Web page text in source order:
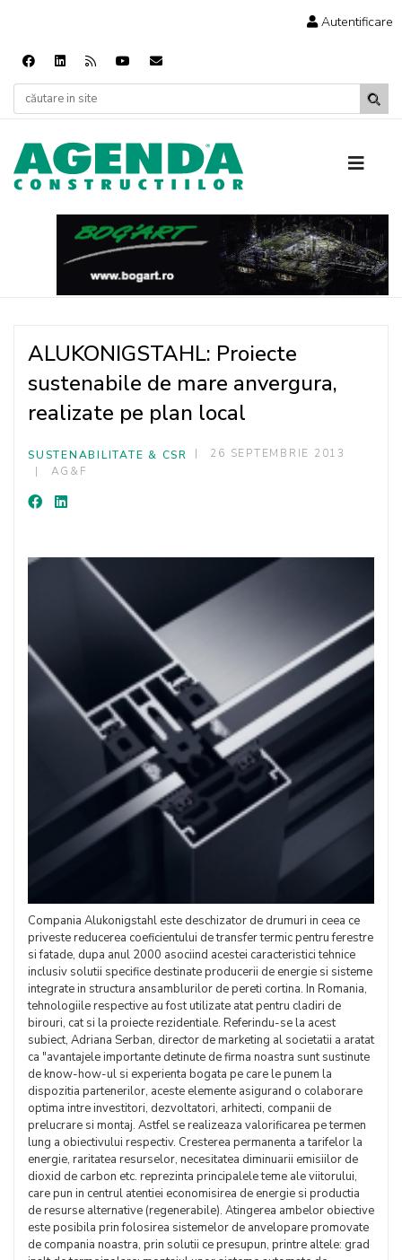
Autentificare
ALUKONIGSTAHL: Proiecte
sustenabile de mare anvergura,
realizate pe plan local
SUSTENABILITATE & CSR
26 SEPTEMBRIE 2013
AG&F
Compania Alukonigstahl este deschizator de drumuri in ceea ce
priveste reducerea coeficientului de transfer termic pentru ferestre
si fatade, dupa anul 2000 asociind acestei caracteristici tehnice
inclusiv solutii specifice destinate producerii de energie si sisteme
integrate in structura ansamblurilor de pereti cortina. In Romania,
tehnologiile respective au fost utilizate atat pentru cladiri de
birouri, cat si la proiecte rezidentiale. Referindu-se la acest
subiect, Adriana Serban, director de marketing al societatii a aratat
ca "avantajele importante detinute de firma noastra sunt sustinute
de know-how-ul si experienta bogata pe care le punem la
dispozitia partenerilor, aceste elemente asigurand o colaborare
optima intre investitori, dezvoltatori, arhitecti, companii de
prelucrare si montaj. Astfel se realizeaza valorificarea pe termen
lung a obiectivului respectiv. Cresterea permanenta a tarifelor la
energie, raritatea resurselor, necesitatea diminuarii emisiilor de
dioxid de carbon etc. reprezinta principalele teme ale viitorului,
care pun in centrul atentiei economisirea de energie si productia
de resurse alternative (regenerabile). Atingerea ambelor obiective
este posibila prin folosirea sistemelor de anvelopare promovate
de compania noastra, prin solutii ce presupun, printre altele: grad